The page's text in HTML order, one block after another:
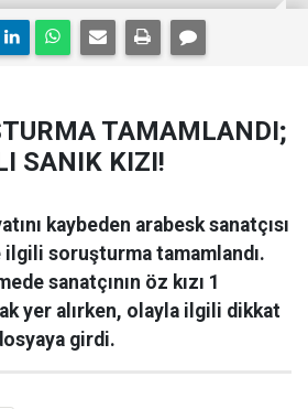
TAMAMLANDI;
SANIK KIZI!
kaybeden arabesk sanatçısı
soruşturma tamamlandı.
sanatçının öz kızı 1
yer alırken, olayla ilgili dikkat
girdi.